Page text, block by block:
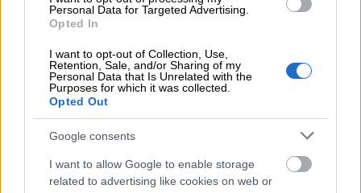
Personal Data for Targeted Advertising.
Opted In
I want to opt-out of Collection, Use,
Retention, Sale, and/or Sharing of my
Personal Data that Is Unrelated with the
Purposes for which it was collected.
Opted Out
Google consents
I want to allow Google to enable storage
related to advertising like cookies on web or
palju eeliseid.
Usalduse küsimus: mida
teha, kui klient ei maksa?
suurendada klientide usaldust.